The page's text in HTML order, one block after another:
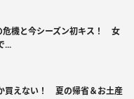
危機と今シーズン初キス！ 女
...
買えない！ 夏の帰省＆お土産